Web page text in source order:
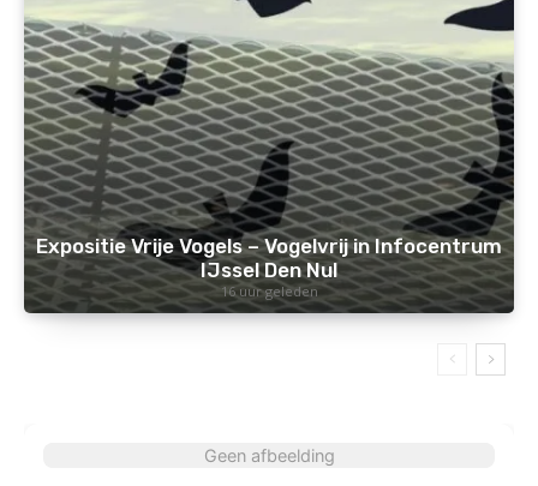
Expositie Vrije Vogels – Vogelvrij in Infocentrum
IJssel Den Nul
16 uur geleden
Geen afbeelding